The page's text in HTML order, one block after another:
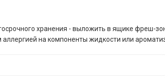
хранения - выложить в ящике фреш-
на компоненты жидкости или